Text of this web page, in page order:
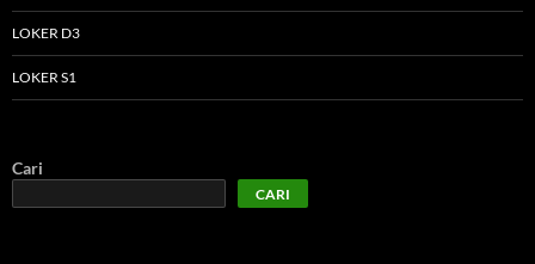
LOKER D3
LOKER S1
Cari
CARI